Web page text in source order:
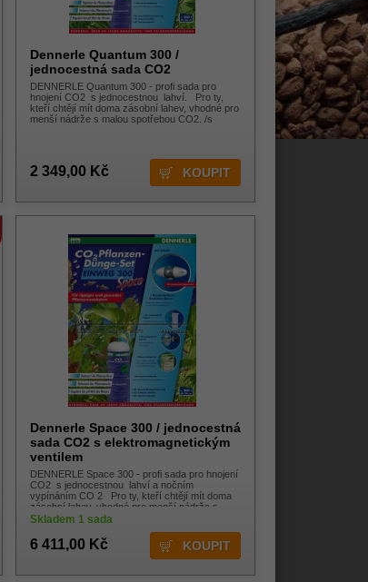
Dennerle Quantum 300 /
jednocestná sada CO2
DENNERLE Quantum 300 - profi sada pro
hnojení CO2 s jednocestnou lahví. Pro ty,
kteří chtějí mít doma zásobní lahev, vhodné pro
menší nádrže s malou spotřebou CO2. /s
2 349,00 Kč
Dennerle Space 300 / jednocestná
sada CO2 s elektromagnetickým
ventilem
DENNERLE Space 300 - profi sada pro hnojení
CO2 s jednocestnou lahví a nočním
vypínáním CO 2 Pro ty, kteří chtějí mít doma
zásobní lahev, vhodné pro menší nádrže s
malou spotř
Skladem 1 sada
6 411,00 Kč